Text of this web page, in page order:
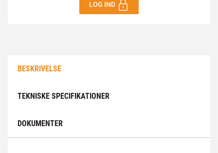
LOG IND
BESKRIVELSE
TEKNISKE SPECIFIKATIONER
DOKUMENTER